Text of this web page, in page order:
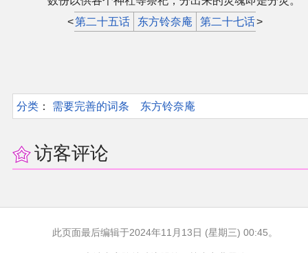
<第二十五话 东方铃奈庵 第二十七话>
分类 ：​ 需要完善的词条 东方铃奈庵
访客评论
此页面最后编辑于2024年11月13日 (星期三) 00:45。